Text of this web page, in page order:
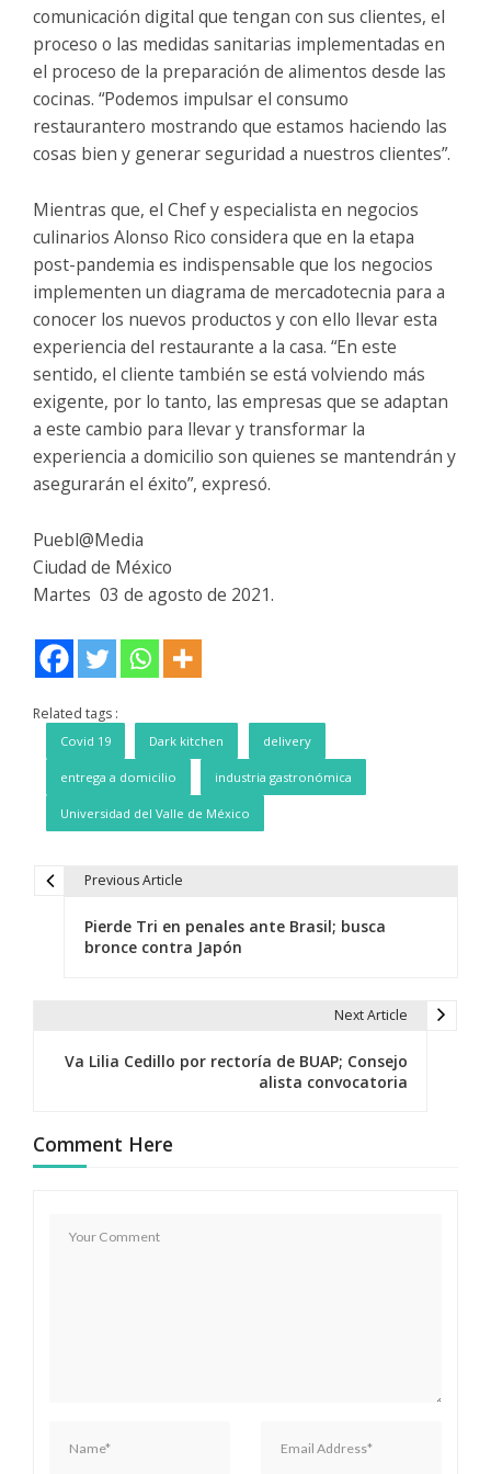
comunicación digital que tengan con sus clientes, el
proceso o las medidas sanitarias implementadas en
el proceso de la preparación de alimentos desde las
cocinas. “Podemos impulsar el consumo
restaurantero mostrando que estamos haciendo las
cosas bien y generar seguridad a nuestros clientes”.
Mientras que, el Chef y especialista en negocios
culinarios Alonso Rico considera que en la etapa
post-pandemia es indispensable que los negocios
implementen un diagrama de mercadotecnia para a
conocer los nuevos productos y con ello llevar esta
experiencia del restaurante a la casa. “En este
sentido, el cliente también se está volviendo más
exigente, por lo tanto, las empresas que se adaptan
a este cambio para llevar y transformar la
experiencia a domicilio son quienes se mantendrán y
asegurarán el éxito”, expresó.
Puebl@Media
Ciudad de México
Martes 03 de agosto de 2021.
Related tags :
Covid 19 Dark kitchen delivery
entrega a domicilio industria gastronómica
Universidad del Valle de México
c
i
Previous Article
Pierde Tri en penales ante Brasil; busca
bronce contra Japón
Next Article
Va Lilia Cedillo por rectoría de BUAP; Consejo
alista convocatoria
Comment Here